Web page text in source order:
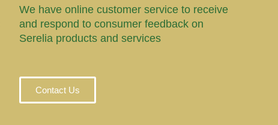
We have online customer service to receive
and respond to consumer feedback on
Serelia products and services
Contact Us